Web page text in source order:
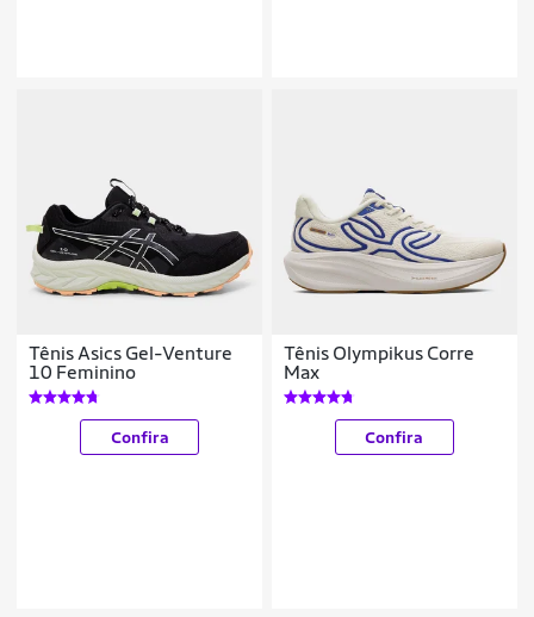
Tênis Asics Gel-Venture
10 Feminino
Confira
Tênis Olympikus Corre
Max
Confira